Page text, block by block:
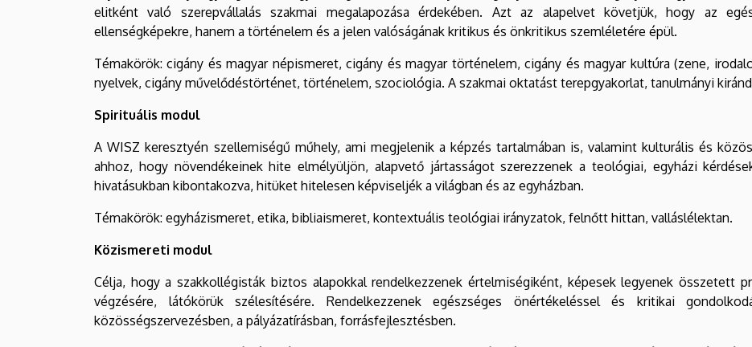
elitként való szerepvállalás szakmai megalapozása érdekében. Azt az alapelvet követjük, hogy az
ellenségképekre, hanem a történelem és a jelen valóságának kritikus és önkritikus szemléletére épül.
Témakörök: cigány és magyar népismeret, cigány és magyar történelem, cigány és magyar kultúra (zene,
nyelvek, cigány művelődéstörténet, történelem, szociológia. A szakmai oktatást terepgyakorlat, tanulmányi
Spirituális modul
A WISZ keresztyén szellemiségű műhely, ami megjelenik a képzés tartalmában is, valamint kulturális és
ahhoz, hogy növendékeinek hite elmélyüljön, alapvető jártasságot szerezzenek a teológiai, egyházi
hivatásukban kibontakozva, hitüket hitelesen képviseljék a világban és az egyházban.
Témakörök: egyházismeret, etika, bibliaismeret, kontextuális teológiai irányzatok, felnőtt hittan, valláslélektan.
Közismereti modul
Célja, hogy a szakkollégisták biztos alapokkal rendelkezzenek értelmiségiként, képesek legyenek összetett
végzésére, látókörük szélesítésére. Rendelkezzenek egészséges önértékeléssel és kritikai
közösségszervezésben, a pályázatírásban, forrásfejlesztésben.